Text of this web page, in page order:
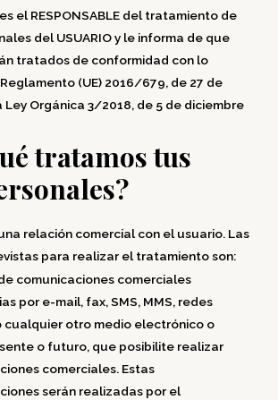
el RESPONSABLE del tratamiento de
del USUARIO y le informa de que
tratados de conformidad con lo
(UE) 2016/679, de 27 de
Ley Orgánica 3/2018, de 5 de diciembre
tratamos tus
relación comercial con el usuario. Las
para realizar el tratamiento son:
comunicaciones comerciales
por e-mail, fax, SMS, MMS, redes
cualquier otro medio electrónico o
o futuro, que posibilite realizar
comerciales. Estas
serán realizadas por el